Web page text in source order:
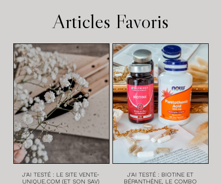
Articles Favoris
J'AI TESTÉ : LE SITE VENTE-
UNIQUE.COM (ET SON SAV)
J'AI TESTÉ : BIOTINE ET
BÉPANTHÈNE, LE COMBO